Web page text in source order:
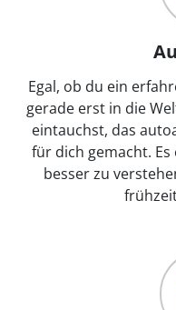
Egal, ob du ein
gerade erst in die
eintauchst, das
für dich gemacht.
besser zu